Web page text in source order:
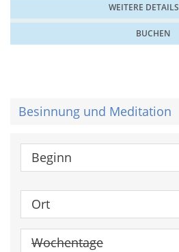
WEITERE DETAILS
BUCHEN
Besinnung und Meditation
Beginn
Ort
Wochentage